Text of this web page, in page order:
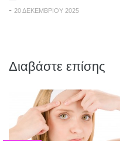
- 20 ΔΕΚΕΜΒΡΊΟΥ 2025
Διαβάστε επίσης